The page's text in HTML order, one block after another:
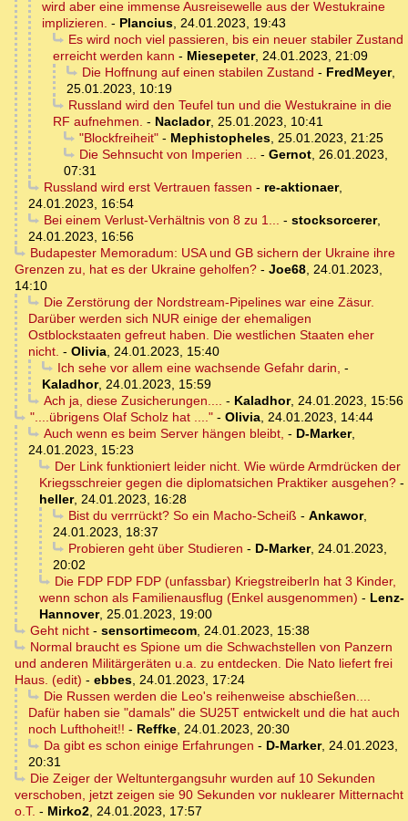
wird aber eine immense Ausreisewelle aus der Westukraine
implizieren. - Plancius, 24.01.2023, 19:43
Es wird noch viel passieren, bis ein neuer stabiler Zustand
erreicht werden kann - Miesepeter, 24.01.2023, 21:09
Die Hoffnung auf einen stabilen Zustand - FredMeyer,
25.01.2023, 10:19
Russland wird den Teufel tun und die Westukraine in die
RF aufnehmen. - Naclador, 25.01.2023, 10:41
"Blockfreiheit"- Mephistopheles, 25.01.2023, 21:25
Die Sehnsucht von Imperien ... - Gernot, 26.01.2023,
07:31
Russland wird erst Vertrauen fassen - re-aktionaer,
24.01.2023, 16:54
Bei einem Verlust-Verhältnis von 8 zu 1... - stocksorcerer,
24.01.2023, 16:56
Budapester Memoradum: USA und GB sichern der Ukraine ihre
Grenzen zu, hat es der Ukraine geholfen? - Joe68, 24.01.2023,
14:10
Die Zerstörung der Nordstream-Pipelines war eine Zäsur.
Darüber werden sich NUR einige der ehemaligen
Ostblockstaaten gefreut haben. Die westlichen Staaten eher
nicht. - Olivia, 24.01.2023, 15:40
Ich sehe vor allem eine wachsende Gefahr darin, -
Kaladhor, 24.01.2023, 15:59
Ach ja, diese Zusicherungen.... - Kaladhor, 24.01.2023, 15:56
"....übrigens Olaf Scholz hat ...."- Olivia, 24.01.2023, 14:44
Auch wenn es beim Server hängen bleibt, - D-Marker,
24.01.2023, 15:23
Der Link funktioniert leider nicht. Wie würde Armdrücken der
Kriegsschreier gegen die diplomatsichen Praktiker ausgehen? -
heller, 24.01.2023, 16:28
Bist du verrrückt? So ein Macho-Scheiß - Ankawor,
24.01.2023, 18:37
Probieren geht über Studieren - D-Marker, 24.01.2023,
20:02
Die FDP FDP FDP (unfassbar) KriegstreiberIn hat 3 Kinder,
wenn schon als Familienausflug (Enkel ausgenommen) - Lenz-
Hannover, 25.01.2023, 19:00
Geht nicht- sensortimecom, 24.01.2023, 15:38
Normal braucht es Spione um die Schwachstellen von Panzern
und anderen Militärgeräten u.a. zu entdecken. Die Nato liefert frei
Haus. (edit) - ebbes, 24.01.2023, 17:24
Die Russen werden die Leo's reihenweise abschießen....
Dafür haben sie "damals" die SU25T entwickelt und die hat auch
noch Lufthoheit!! - Reffke, 24.01.2023, 20:30
Da gibt es schon einige Erfahrungen - D-Marker, 24.01.2023,
20:31
Die Zeiger der Weltuntergangsuhr wurden auf 10 Sekunden
verschoben, jetzt zeigen sie 90 Sekunden vor nuklearer Mitternacht
o.T. - Mirko2, 24.01.2023, 17:57